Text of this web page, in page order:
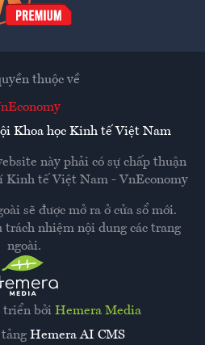
triển bởi Hemera Media
Hemera AI CMS
thuộc về
Khoa học Kinh tế Việt Nam
này phải có sự chấp thuận
Kinh tế Việt Nam - VnEconomy
sẽ được mở ra ở cửa sổ mới.
trách nhiệm nội dung các trang
ngoài.